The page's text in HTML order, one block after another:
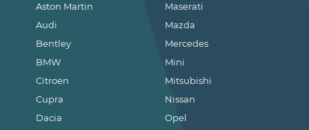
Aston Martin
Audi
Bentley
BMW
Citroen
Cupra
Dacia
Maserati
Mazda
Mercedes
Mini
Mitsubishi
Nissan
Opel